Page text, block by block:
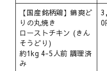
【国産銘柄鶏】錦爽ど
りの丸焼き
ローストチキン (きん
そうどり)
約1kg 4-5人前 調理済
み
0